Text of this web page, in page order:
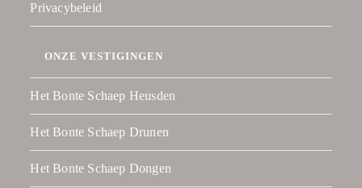
Privacybeleid
ONZE VESTIGINGEN
Het Bonte Schaep Heusden
Het Bonte Schaep Drunen
Het Bonte Schaep Dongen